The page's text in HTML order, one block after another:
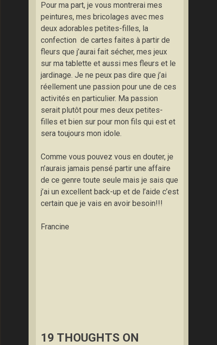
Pour ma part, je vous montrerai mes
peintures, mes bricolages avec mes
deux adorables petites-filles, la
confection de cartes faites à partir de
fleurs que j’aurai fait sécher, mes jeux
sur ma tablette et aussi mes fleurs et le
jardinage. Je ne peux pas dire que j’ai
réellement une passion pour une de ces
activités en particulier. Ma passion
serait plutôt pour mes deux petites-
filles et bien sur pour mon fils qui est et
sera toujours mon idole.
Comme vous pouvez vous en douter, je
n’aurais jamais pensé partir une affaire
de ce genre toute seule mais je sais que
j’ai un excellent back-up et de l’aide c’est
certain que je vais en avoir besoin!!!
Francine
19 THOUGHTS ON